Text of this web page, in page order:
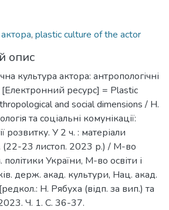
, plastic culture of the actor
опис
культура актора: антропологічні
[Електронний ресурс] = Plastic
and social dimensions / Н.
та соціальні комунікації:
розвитку. У 2 ч. : матеріали
(22-23 листоп. 2023 р.) / М-во
України, М-во освіти і
держ. акад. культури, Нац. акад.
Н. Рябуха (відп. за вип.) та
Ч. 1. С. 36-37.